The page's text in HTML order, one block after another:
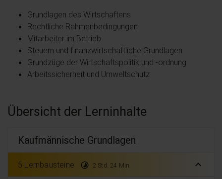
Grundlagen des Wirtschaftens
Rechtliche Rahmenbedingungen
Mitarbeiter im Betrieb
Steuern und finanzwirtschaftliche Grundlagen
Grundzüge der Wirtschaftspolitik und -ordnung
Arbeitssicherheit und Umweltschutz
Übersicht der Lerninhalte
Kaufmännische Grundlagen
5 Lernbausteine timelapse 2 Std. 24 Min. expand_less